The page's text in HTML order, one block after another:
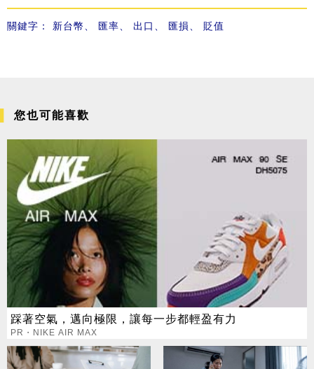
關鍵字： 新台幣 匯率 出口 匯損 貶值
您也可能喜歡
踩著空氣，邁向極限，讓每一步都輕盈有力
PR・NIKE AIR MAX